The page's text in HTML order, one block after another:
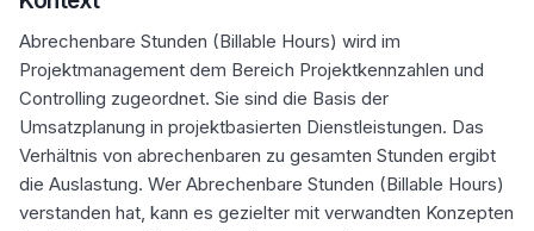
Abrechenbare Stunden (Billable Hours) wird im
Projektmanagement dem Bereich Projektkennzahlen und
Controlling zugeordnet. Sie sind die Basis der
Umsatzplanung in projektbasierten Dienstleistungen. Das
Verhältnis von abrechenbaren zu gesamten Stunden ergibt
die Auslastung. Wer Abrechenbare Stunden (Billable Hours)
verstanden hat, kann es gezielter mit verwandten Konzepten